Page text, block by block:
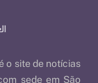
o site de notícias
sede em São